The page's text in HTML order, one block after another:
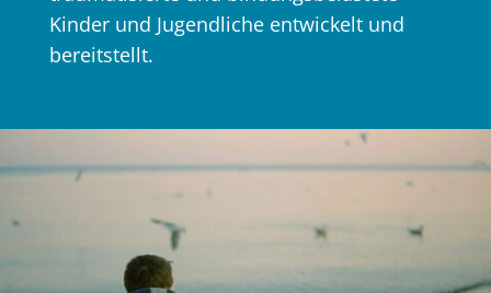
Kinder und Jugendliche entwickelt und
bereitstellt.